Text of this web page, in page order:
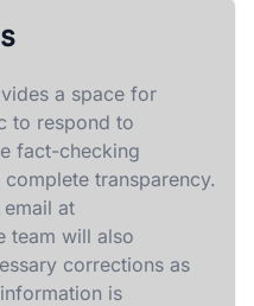
a space for
to respond to
fact-checking
transparency.
at
team will also
corrections as
is